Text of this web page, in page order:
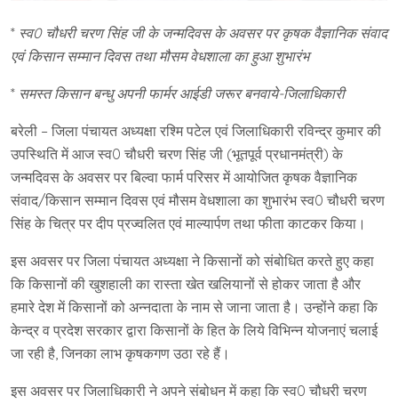
* स्व0 चौधरी चरण सिंह जी के जन्मदिवस के अवसर पर कृषक वैज्ञानिक संवाद
एवं किसान सम्मान दिवस तथा मौसम वेधशाला का हुआ शुभारंभ
* समस्त किसान बन्धु अपनी फार्मर आईडी जरूर बनवाये-जिलाधिकारी
बरेली – जिला पंचायत अध्यक्षा रश्मि पटेल एवं जिलाधिकारी रविन्द्र कुमार की
उपस्थिति में आज स्व0 चौधरी चरण सिंह जी (भूतपूर्व प्रधानमंत्री) के
जन्मदिवस के अवसर पर बिल्वा फार्म परिसर में आयोजित कृषक वैज्ञानिक
संवाद/किसान सम्मान दिवस एवं मौसम वेधशाला का शुभारंभ स्व0 चौधरी चरण
सिंह के चित्र पर दीप प्रज्वलित एवं माल्यार्पण तथा फीता काटकर किया।
इस अवसर पर जिला पंचायत अध्यक्षा ने किसानों को संबोधित करते हुए कहा
कि किसानों की खुशहाली का रास्ता खेत खलियानों से होकर जाता है और
हमारे देश में किसानों को अन्नदाता के नाम से जाना जाता है। उन्होंने कहा कि
केन्द्र व प्रदेश सरकार द्वारा किसानों के हित के लिये विभिन्न योजनाएं चलाई
जा रही है, जिनका लाभ कृषकगण उठा रहे हैं।
इस अवसर पर जिलाधिकारी ने अपने संबोधन में कहा कि स्व0 चौधरी चरण